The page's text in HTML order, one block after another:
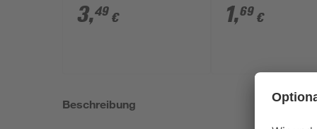
3,49 € 1,69 €
Beschreibung